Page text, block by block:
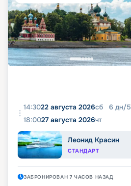
14:3022 августа 2026сб 6 дн/5
18:0027 августа 2026чт
Леонид Красин
СТАНДАРТ
ЗАБРОНИРОВАН 7 ЧАСОВ НАЗАД